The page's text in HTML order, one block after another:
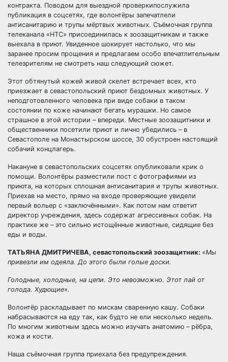
контракта. Поводом для выездной проверкипослужила
публикация в соцсетях, где волонтёры запечатлели
антисанитарию и трупы мёртвых животных. Съёмочная группа
телеканала «НТС» присоединилась к зоозащитникам и также
выехала в приют. Увиденное шокирует настолько, что мы
заранее просим прощения и предлагаем особо впечатлительным
телезрителям не смотреть наш следующий сюжет.
Этот обтянутый кожей живой скелет встречает всех, кто
приезжает в севастопольский приют бездомных животных. У
неподготовленного человека при виде собаки в таком
состоянии по коже начинают бегать мурашки. Но самое
страшное в этой истории – впереди. Местные зоозащитники и
общественники посетили приют и лично убедились – в
Севастополе на Монастырском шоссе, 30 обустроен настоящий
собачий концлагерь.
Накануне в севастопольских соцсетях опубликовали крик о
помощи. Волонтёры разместили пост с фотографиями из
приюта, на которых сплошная антисанитария и трупы животных.
Приехав на место, прямо на входе проверяющие увидели
первый вольер с «заключёнными». Как потом нам ответит
директор учреждения, здесь содержат агрессивных собак. На
практике же – это сильно истощённые животные, сидящие без
еды и воды.
ТАТЬЯНА ДМИТРИЧЕВА, севастопольский зоозащитник: «Мы
привезли им одеяла. До этого были голые доски.
Голодные, холодные, на цепи. Это невозможно. Этот лай от
голода. Худющие».
Волонтёр раскладывает по мискам сваренную кашу. Собаки
набрасываются на еду так, как будто не ели несколько недель.
По многим животным здесь можно изучать анатомию – рёбра,
кожа и кости.
Наша съёмочная группа приехала без предупреждения.